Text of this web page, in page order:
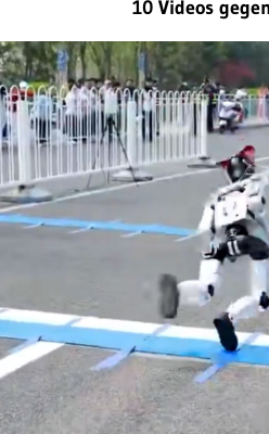
10 Videos